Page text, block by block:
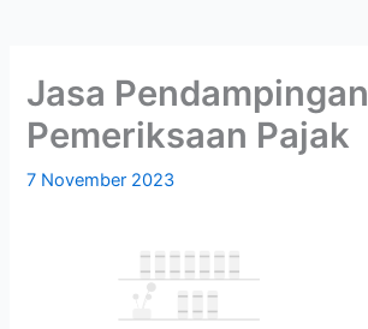
Jasa Pendampingan
Pemeriksaan Pajak
7 November 2023